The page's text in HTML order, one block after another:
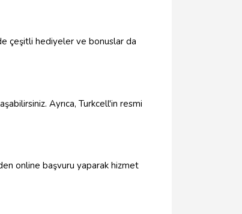
çeşitli hediyeler ve bonuslar da
Ayrıca, Turkcell'in resmi
online başvuru yaparak hizmet